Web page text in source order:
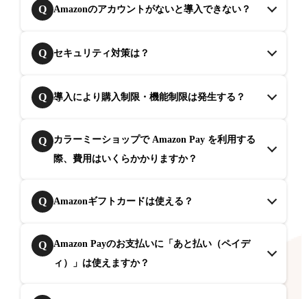
Q Amazonのアカウントがないと導入できない？
Q セキュリティ対策は？
Q 導入により購入制限・機能制限は発生する？
Q
カラーミーショップで Amazon Pay を利用する
際、費用はいくらかかりますか？
Q Amazonギフトカードは使える？
Q
Amazon Payのお支払いに「あと払い（ペイデ
ィ）」は使えますか？